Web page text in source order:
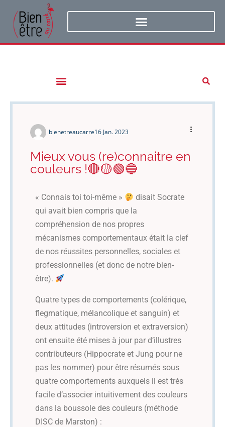
bienetreaucarre16 Jan. 2023
Mieux vous (re)connaitre en
couleurs !🔴🟡🟢🔵
« Connais toi toi-même »
disait Socrate
qui avait bien compris que la
compréhension de nos propres
mécanismes comportementaux était la clef
de nos réussites personnelles, sociales et
professionnelles (et donc de notre bien-
être).
Quatre types de comportements (colérique,
flegmatique, mélancolique et sanguin) et
deux attitudes (introversion et extraversion)
ont ensuite été mises à jour par d’illustres
contributeurs (Hippocrate et Jung pour ne
pas les nommer) pour être résumés sous
quatre comportements auxquels il est très
facile d’associer intuitivement des couleurs
dans la boussole des couleurs (méthode
DISC de Marston) :